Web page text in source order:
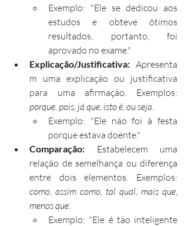
Exemplo: "Ele se dedicou aos
estudos e obteve ótimos
resultados, portanto, foi
aprovado no exame."
Explicação/Justificativa: Apresenta
m uma explicação ou justificativa
porque, pois, já que, isto é, ou seja
Exemplo: "Ele não foi à festa
porque estava doente."
Comparação: Estabelecem uma
relação de semelhança ou diferença
como, assim como, tal qual, mais que,
menos que
Exemplo: "Ele é tão inteligente